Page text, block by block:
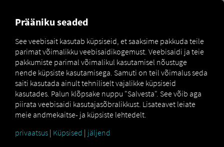
Marketplace Connectors Idem Connect
SAMA CONNECT
Prääniku seaded
See veebisait kasutab küpsiseid, et saaksime pakkuda teile
parimat võimalikku veebisaidikogemust. Veebisaidi ja teie
pakkumiste parimal võimalikul kasutamisel nõustuge
nende küpsiste kasutamisega. Samuti on teil võimalus seda
saiti kasutada ainult tehniliselt vajalikke küpsiseid
kasutades. Palun klõpsake nuppu "Salvesta". See võib aga
piirata veebisaidi kasutajasõbralikkust. Lisateavet leiate
meie andmekaitse- ja küpsiste lehtedelt.
privaatsus | Küpsised | jäljend